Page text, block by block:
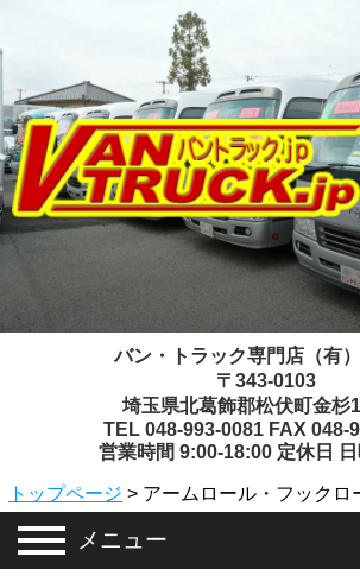
バン・トラック専門店（有
〒343-0103
埼玉県北葛飾郡松伏町金杉
TEL 048-993-0081 FAX 048-
営業時間 9:00-18:00 定休日 日
トップページ > アームロール・フックロ
メニュー